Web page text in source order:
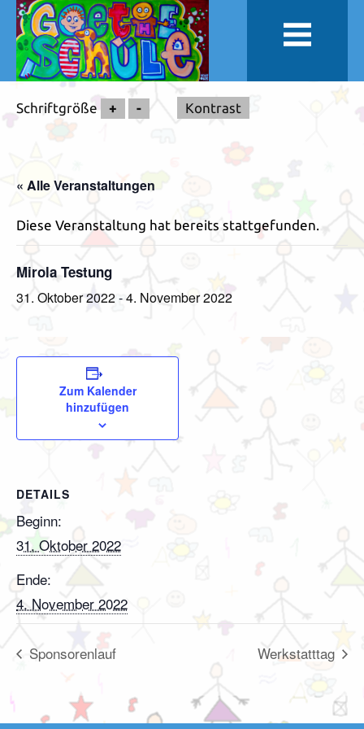
Schriftgröße + - Kontrast
« Alle Veranstaltungen
Diese Veranstaltung hat bereits stattgefunden.
Mirola Testung
31. Oktober 2022-4. November 2022
Zum Kalender
hinzufügen
DETAILS
Beginn:
31. Oktober 2022
Ende:
4. November 2022
Sponsorenlauf Werkstatttag